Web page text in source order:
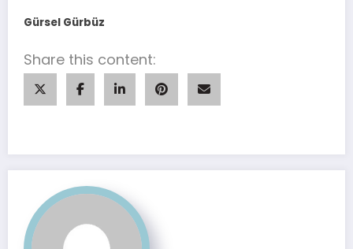
Gürsel Gürbüz
Share this content: